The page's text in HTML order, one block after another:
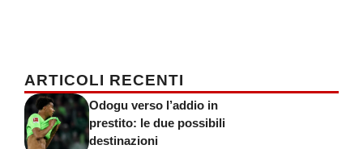
ARTICOLI RECENTI
Odogu verso l’addio in
prestito: le due possibili
destinazioni